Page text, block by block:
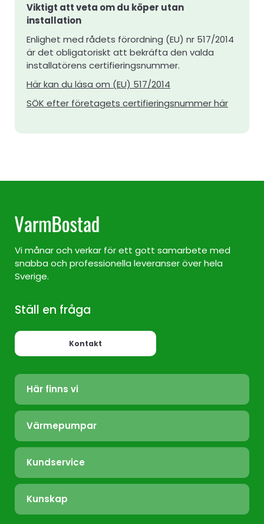
Viktigt att veta om du köper utan
installation
Enlighet med rådets förordning (EU) nr 517/2014
är det obligatoriskt att bekräfta den valda
installatörens certifieringsnummer.
Här kan du läsa om (EU) 517/2014
SÖK efter företagets certifieringsnummer här
Vi månar och verkar för ett gott samarbete med
snabba och professionella leveranser över hela
Sverige.
Ställ en fråga
Kontakt
Här finns vi
Värmepump Sverige
Värmepump Stockholm
Värmepump Värmdö
Värmepumpar
Luft/Luft
Bergvärme
Kundservice
Felanmälan
Installation
Kunskap